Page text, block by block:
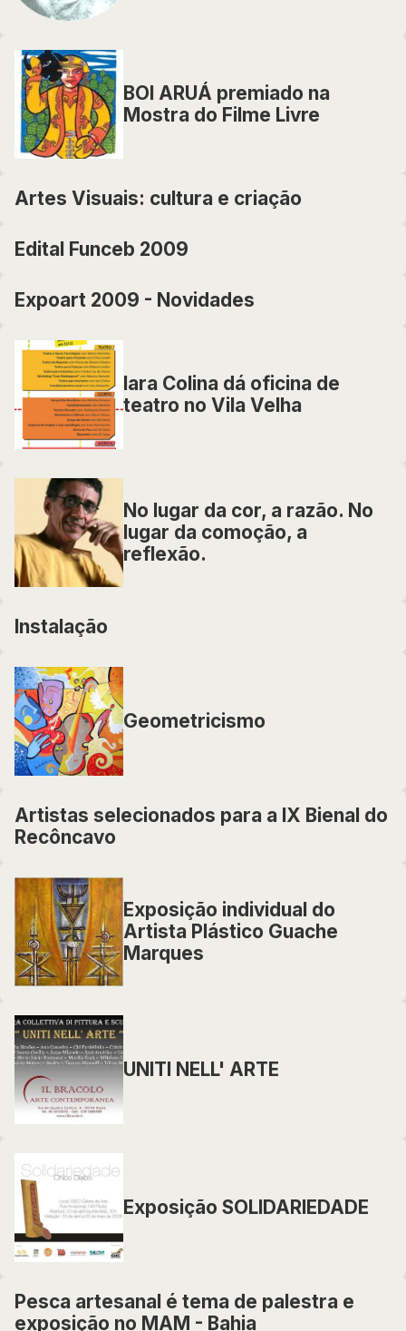
BOI ARUÁ premiado na
Mostra do Filme Livre
Artes Visuais: cultura e criação
Edital Funceb 2009
Expoart 2009 - Novidades
Iara Colina dá oficina de
teatro no Vila Velha
No lugar da cor, a razão. No
lugar da comoção, a
reflexão.
Instalação
Geometricismo
Artistas selecionados para a IX Bienal do
Recôncavo
Exposição individual do
Artista Plástico Guache
Marques
UNITI NELL' ARTE
Exposição SOLIDARIEDADE
Pesca artesanal é tema de palestra e
exposição no MAM - Bahia